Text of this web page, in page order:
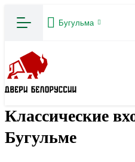
Бугульма
Классические
Бугульме